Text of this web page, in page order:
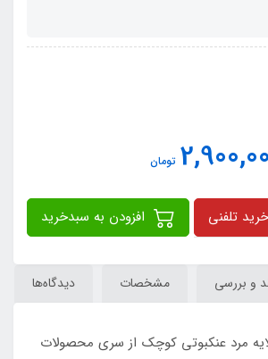
تومان
خرید تلفنی
و بررسی مشخصات دیدگاه‌ها
مرد عنکبوتی کوچک از سری محصولات